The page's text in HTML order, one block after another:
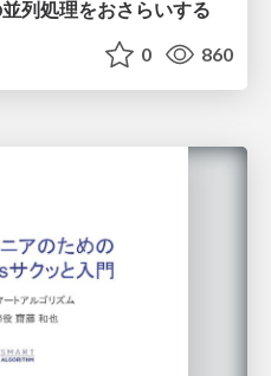
列処理をおさらいする
0 860